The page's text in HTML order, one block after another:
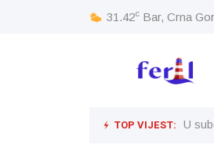
31.42c Bar, Crna
TOP VIJEST: U